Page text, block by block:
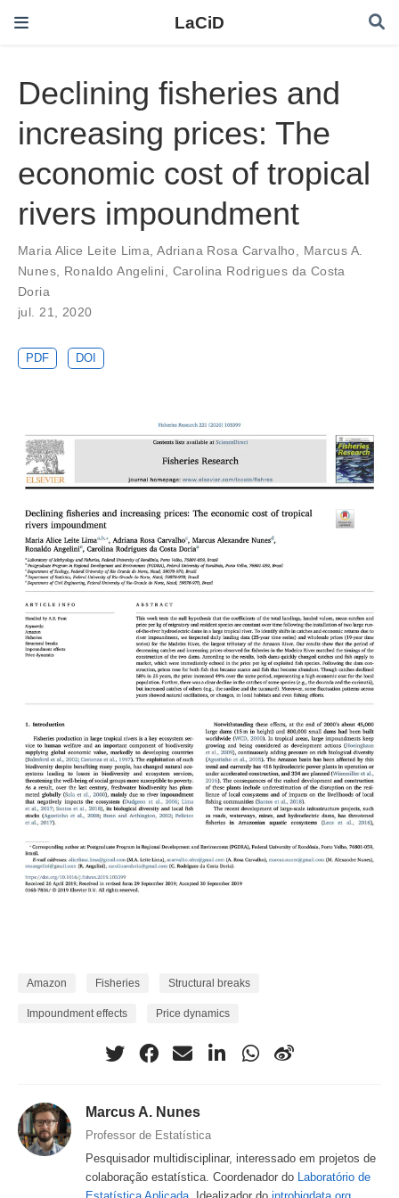
LaCiD
Declining fisheries and
increasing prices: The
economic cost of tropical
rivers impoundment
Maria Alice Leite Lima,Adriana Rosa Carvalho, Marcus A.
Nunes, Ronaldo Angelini, Carolina Rodrigues da Costa
Doria
jul. 21, 2020
PDF DOI
Amazon Fisheries Structural breaks
Impoundment effects Price dynamics
Marcus A. Nunes
Professor de Estatística
Pesquisador multidisciplinar, interessado em projetos de
colaboração estatística. Coordenador do Laboratório de